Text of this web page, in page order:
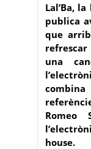
Lal’Ba,
publica
que
refrescar
una
Romeo
house.